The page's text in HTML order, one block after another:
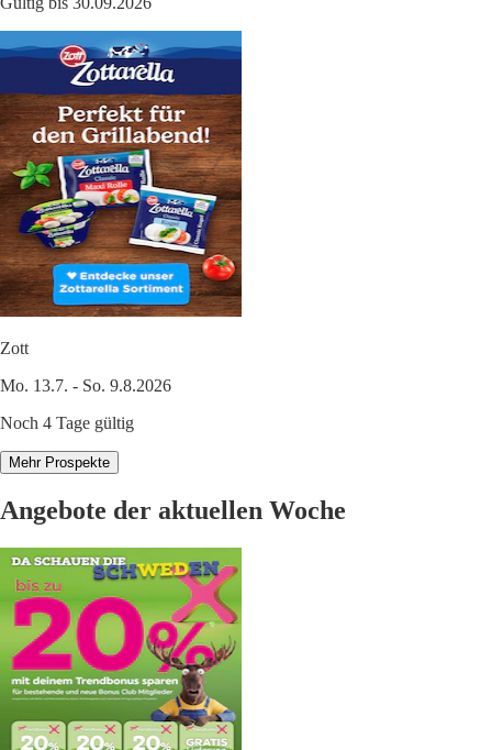
Zott
Mo. 13.7. - So. 9.8.2026
Noch 4 Tage gültig
Mehr Prospekte
Angebote der aktuellen Woche